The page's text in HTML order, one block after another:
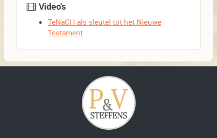
Video's
TeNaCH als sleutel tot het Nieuwe
Testament